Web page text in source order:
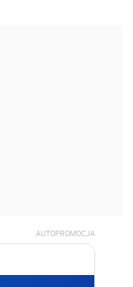
AUTOPROMOCJA